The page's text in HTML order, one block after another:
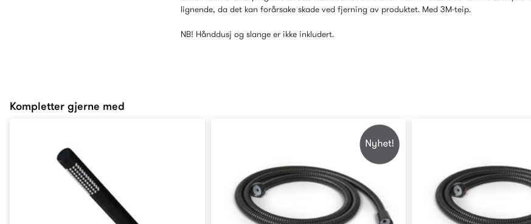
lignende, da det kan forårsake skade ved fjerning av produktet. Med 3M-teip.
NB! Hånddusj og slange er ikke inkludert.
Kompletter gjerne med